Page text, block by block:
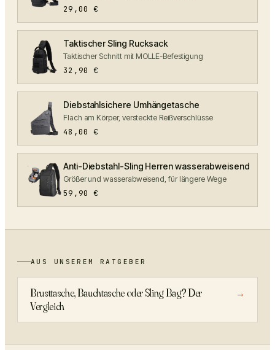
29,00 €
Taktischer Sling Rucksack
Taktischer Schnitt mit MOLLE-Befestigung
32,90 €
Diebstahlsichere Umhängetasche
Flach am Körper, versteckte Reißverschlüsse
48,00 €
Anti-Diebstahl-Sling Herren wasserabweisend
Größer und wasserabweisend, für längere Wege
59,90 €
AUS UNSEREM RATGEBER
Brusttasche, Bauchtasche oder Sling Bag? Der
Vergleich
→